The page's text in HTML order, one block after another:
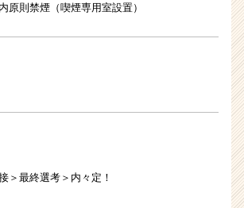
原則禁煙（喫煙専用室設置）
＞最終選考＞内々定！